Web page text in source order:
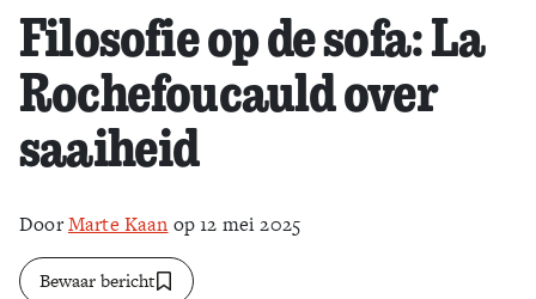
Filosofie op de sofa: La
Rochefoucauld over
saaiheid
DoorMarte Kaan op 12 mei 2025
Bewaar bericht